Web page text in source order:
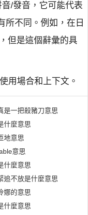
/發音，它可能代表
所不同。例如，在日
但是這個辭彙的具
用場合和上下文。
是一把殺豬刀意思
什麼意思
地意思
意思
什麼意思
追不放是什麼意思
娜的意思
什麼意思